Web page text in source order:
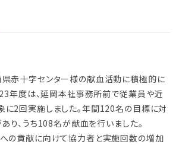
県赤十字センター様の献血活動に積極的に
年度は、延岡本社事務所前で従業員や近
に2回実施しました。年間120名の目標に対
り、うち108名が献血を行いました。
への貢献に向けて協力者と実施回数の増加